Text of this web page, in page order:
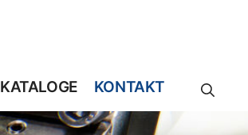
KATALOGE KONTAKT